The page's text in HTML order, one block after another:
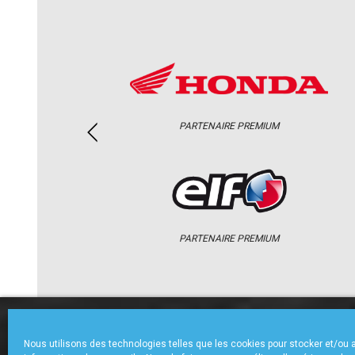
Nous utilisons des technologies telles que les cookies pour stocker et/ou
PARTENAIRE PREMIUM
PARTENAIRE PREMIUM
ACCUEIL CHAMPIONNAT